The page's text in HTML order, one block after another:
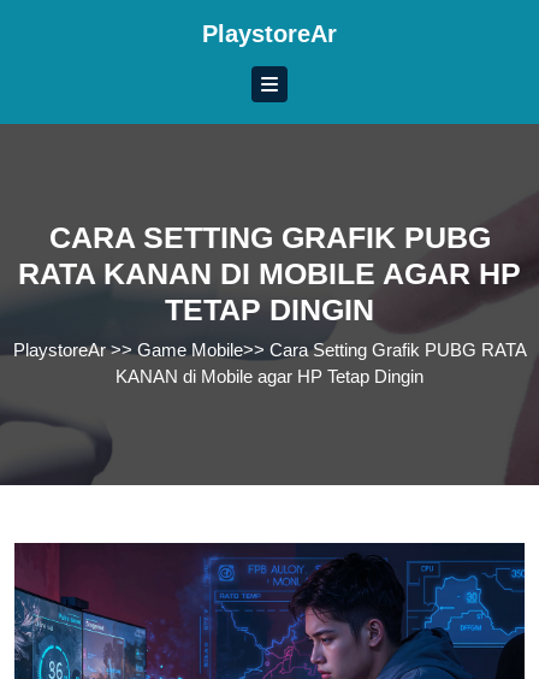
PlaystoreAr
CARA SETTING GRAFIK PUBG
RATA KANAN DI MOBILE AGAR HP
TETAP DINGIN
PlaystoreAr>> Game Mobile>> Cara Setting Grafik PUBG RATA
KANAN di Mobile agar HP Tetap Dingin